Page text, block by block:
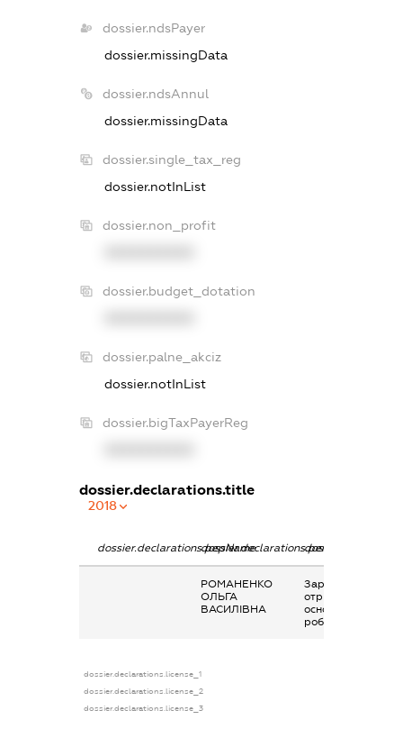
dossier.ndsPayer
dossier.missingData
dossier.ndsAnnul
dossier.missingData
dossier.single_tax_reg
dossier.notInList
dossier.non_profit
dossier.budget_dotation
dossier.palne_akciz
dossier.notInList
dossier.bigTaxPayerReg
dossier.declarations.title
2018
dossier.declarations.pepNamedossier.declarations.personName
РОМАНЕНКО
ОЛЬГА
ВАСИЛІВНА
Заробітна плата
отримана за
основним місцем
роботи
dossier.declarations.license_1
dossier.declarations.license_2
dossier.declarations.license_3